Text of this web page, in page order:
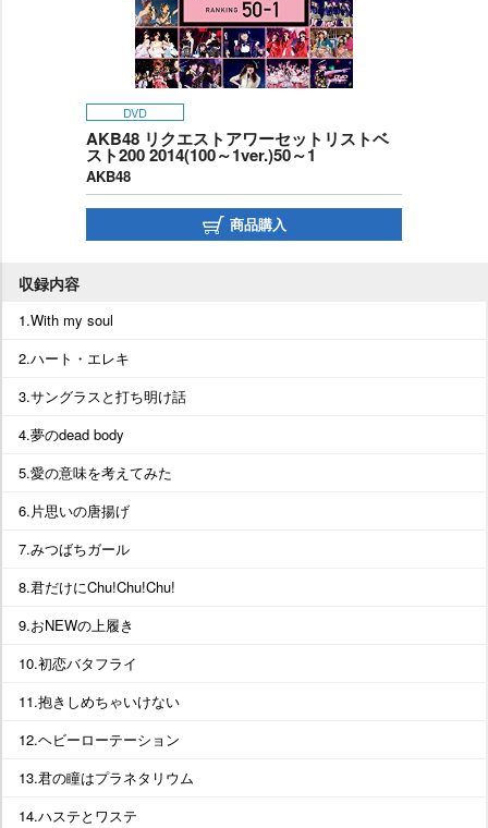
DVD
AKB48 リクエストアワーセットリストベ
スト200 2014(100～1ver.)50～1
AKB48
商品購入
収録内容
1.With my soul
2.ハート・エレキ
3.サングラスと打ち明け話
4.夢のdead body
5.愛の意味を考えてみた
6.片思いの唐揚げ
7.みつばちガール
8.君だけにChu!Chu!Chu!
9.おNEWの上履き
10.初恋バタフライ
11.抱きしめちゃいけない
12.ヘビーローテーション
13.君の瞳はプラネタリウム
14.ハステとワステ